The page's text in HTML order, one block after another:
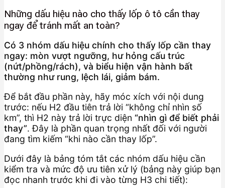
Những dấu hiệu nào cho thấy lốp ô tô cần thay
ngay để tránh mất an toàn?
Có 3 nhóm dấu hiệu chính cho thấy lốp cần thay
ngay: mòn vượt ngưỡng, hư hỏng cấu trúc
(nứt/phồng/rách), và biểu hiện vận hành bất
thường như rung, lệch lái, giảm bám.
Để bắt đầu phần này, hãy móc xích với nội dung
trước: nếu H2 đầu tiên trả lời “không chỉ nhìn số
km”, thì H2 này trả lời trực diện “nhìn gì để biết phải
thay”. Đây là phần quan trọng nhất đối với người
đang tìm kiếm “khi nào cần thay lốp”.
Dưới đây là bảng tóm tắt các nhóm dấu hiệu cần
kiểm tra và mức độ ưu tiên xử lý (bảng này giúp bạn
đọc nhanh trước khi đi vào từng H3 chi tiết):